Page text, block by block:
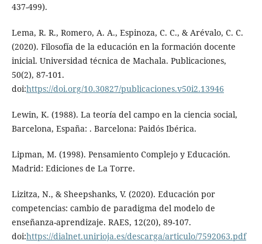
437-499).
Lema, R. R., Romero, A. A., Espinoza, C. C., & Arévalo, C. C.
(2020). Filosofía de la educación en la formación docente
inicial. Universidad técnica de Machala. Publicaciones,
50(2), 87-101.
doi:https://doi.org/10.30827/publicaciones.v50i2.13946
Lewin, K. (1988). La teoría del campo en la ciencia social,
Barcelona, España: . Barcelona: Paidós Ibérica.
Lipman, M. (1998). Pensamiento Complejo y Educación.
Madrid: Ediciones de La Torre.
Lizitza, N., & Sheepshanks, V. (2020). Educación por
competencias: cambio de paradigma del modelo de
enseñanza-aprendizaje. RAES, 12(20), 89-107.
doi:https://dialnet.unirioja.es/descarga/articulo/7592063.pdf